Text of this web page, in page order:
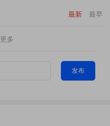
最新 最早
多
发布